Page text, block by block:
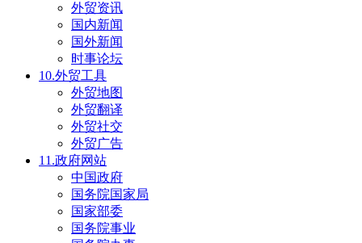
外贸资讯
国内新闻
国外新闻
时事论坛
10.外贸工具
外贸地图
外贸翻译
外贸社交
外贸广告
11.政府网站
中国政府
国务院国家局
国家部委
国务院事业